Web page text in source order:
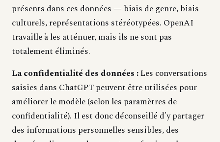
présents dans ces données — biais de genre, biais
culturels, représentations stéréotypées. OpenAI
travaille à les atténuer, mais ils ne sont pas
totalement éliminés.
La confidentialité des données :Les conversations
saisies dans ChatGPT peuvent être utilisées pour
améliorer le modèle (selon les paramètres de
confidentialité). Il est donc déconseillé d'y partager
des informations personnelles sensibles, des